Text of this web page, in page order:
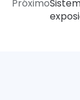
Próximo